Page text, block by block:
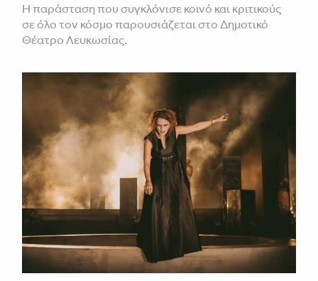
Η παράσταση που συγκλόνισε κοινό και κριτικούς
σε όλο τον κόσμο παρουσιάζεται στο Δημοτικό
Θέατρο Λευκωσίας.